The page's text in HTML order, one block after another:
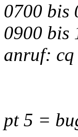
0700 bis
0900 bis
anruf:
pt 5 =